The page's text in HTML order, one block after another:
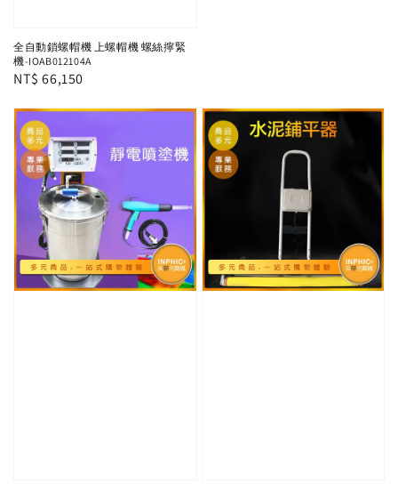
全自動鎖螺帽機 上螺帽機 螺絲擰緊
機-IOAB012104A
Regular
NT$ 66,150